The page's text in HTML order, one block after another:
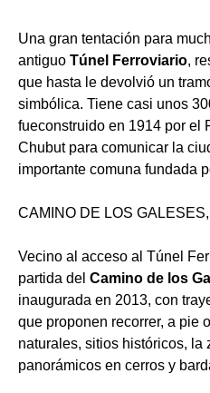
Una gran tentación para
antiguo Túnel Ferroviario,
que hasta le devolvió un
simbólica. Tiene casi unos
fueconstruido en 1914 por el
Chubut para comunicar la
importante comuna fundada
CAMINO DE LOS
Vecino al acceso al Túnel
partida del Camino de los
inaugurada en 2013, con
que proponen recorrer, a pie
naturales, sitios históricos, la
panorámicos en cerros y